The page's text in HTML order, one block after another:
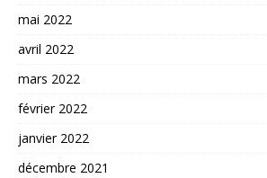
mai 2022
avril 2022
mars 2022
février 2022
janvier 2022
décembre 2021